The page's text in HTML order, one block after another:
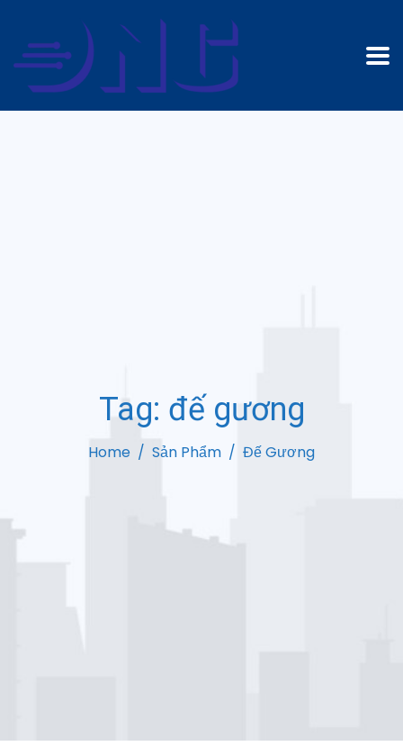
Tag: đế gương
Home Sản Phẩm Đế Gương